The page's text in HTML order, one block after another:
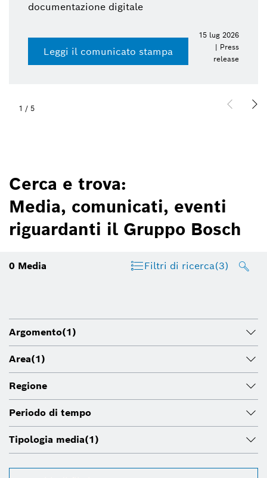
documentazione digitale
Leggi il comunicato stampa
15 lug 2026
| Press
release
1 / 5
Cerca e trova:
Media, comunicati, eventi
riguardanti il Gruppo Bosch
0 Media Filtri di ricerca(3)
Argomento(1)
Area(1)
Regione
Periodo di tempo
Tipologia media(1)